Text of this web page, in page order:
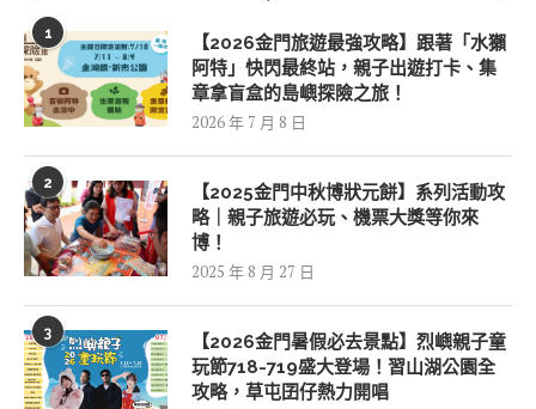
1
【2026金門旅遊最強攻略】跟著「水獺
阿特」快閃最終站，親子出遊打卡、集
章拿盲盒的島嶼探險之旅！
2026 年 7 月 8 日
2
【2025金門中秋博狀元餅】系列活動攻
略｜親子旅遊必玩、機票大獎等你來
博！
2025 年 8 月 27 日
3
【2026金門暑假必去景點】烈嶼親子童
玩節718-719盛大登場！習山湖公園全
攻略，草屯囝仔熱力開唱